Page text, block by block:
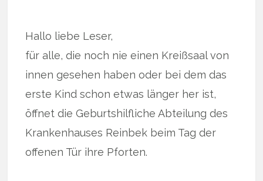
Hallo liebe Leser,
für alle, die noch nie einen Kreißsaal von
innen gesehen haben oder bei dem das
erste Kind schon etwas länger her ist,
öffnet die Geburtshilfliche Abteilung des
Krankenhauses Reinbek beim Tag der
offenen Tür ihre Pforten.